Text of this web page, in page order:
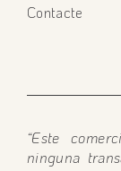
Contacte
“Este
ninguna